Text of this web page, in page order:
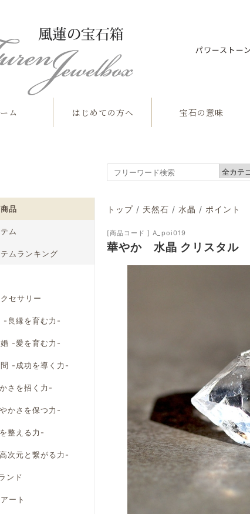
パワーストー
ム はじめての方へ 宝石の意味
品
ム
ムランキング
セサリー
-良縁を育む力-
-愛を育む力-
-成功を導く力-
さを招く力-
かさを保つ力-
整える力-
次元と繋がる力-
ンド
ート
トップ / 天然石 / 水晶 / ポイント
[商品コード ] A_poi019
華やか 水晶 クリスタ